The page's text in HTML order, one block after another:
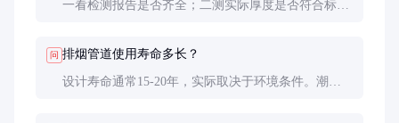
一看检测报告是否齐全；二测实际厚度是否符合标
问 排烟管道使用寿命多长？
设计寿命通常15-20年，实际取决于环境条件。潮